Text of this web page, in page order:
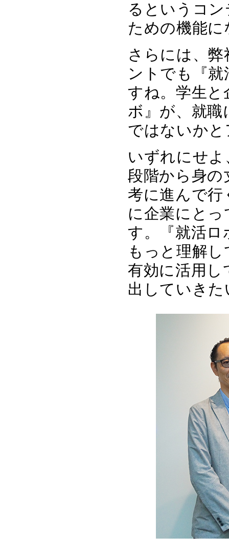
るというコ
ための機能
さらには、
ントでも『
すね。学生と
ボ』が、就
ではないか
いずれにせ
段階から身の
考に進んで
に企業にと
す。『就活ロ
もっと理解
有効に活用
出していき